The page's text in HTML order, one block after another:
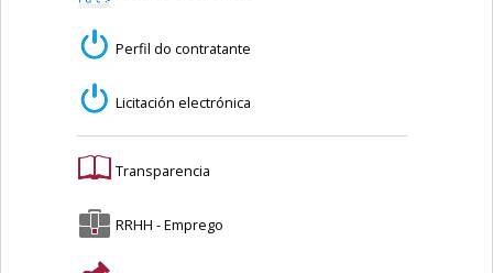
Perfil do contratante
Licitación electrónica
Transparencia
RRHH - Emprego